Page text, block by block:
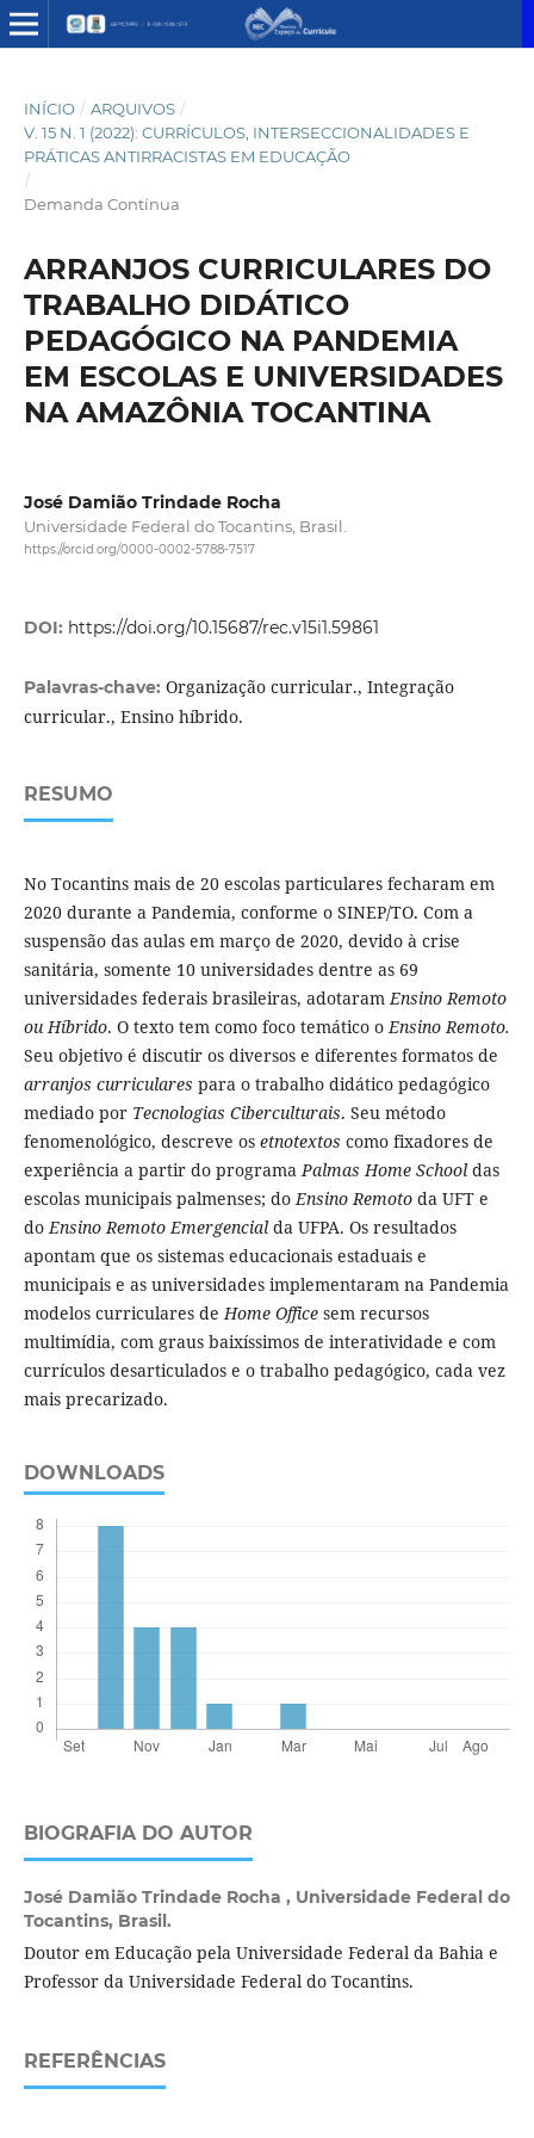
INÍCIO / ARQUIVOS /
V. 15 N. 1 (2022): CURRÍCULOS, INTERSECCIONALIDADES E
PRÁTICAS ANTIRRACISTAS EM EDUCAÇÃO
/
Demanda Contínua
ARRANJOS CURRICULARES DO
TRABALHO DIDÁTICO
PEDAGÓGICO NA PANDEMIA
EM ESCOLAS E UNIVERSIDADES
NA AMAZÔNIA TOCANTINA
José Damião Trindade Rocha
Universidade Federal do Tocantins, Brasil.
https://orcid.org/0000-0002-5788-7517
DOI: https://doi.org/10.15687/rec.v15i1.59861
Palavras-chave: Organização curricular., Integração
curricular., Ensino híbrido.
RESUMO
No Tocantins mais de 20 escolas particulares fecharam em
2020 durante a Pandemia, conforme o SINEP/TO. Com a
suspensão das aulas em março de 2020, devido à crise
sanitária, somente 10 universidades dentre as 69
universidades federais brasileiras, adotaramEnsino Remoto
ou Híbrido. O texto tem como foco temático oEnsino Remoto.
Seu objetivo é discutir os diversos e diferentes formatos de
arranjos curriculares para o trabalho didático pedagógico
mediado por Tecnologias Ciberculturais. Seu método
fenomenológico, descreve os etnotextos como fixadores de
experiência a partir do programaPalmas Home Schooldas
escolas municipais palmenses; doEnsino Remotoda UFT e
doEnsino Remoto Emergencialda UFPA. Os resultados
apontam que os sistemas educacionais estaduais e
municipais e as universidades implementaram na Pandemia
modelos curriculares deHome Officesem recursos
multimídia, com graus baixíssimos de interatividade e com
currículos desarticulados e o trabalho pedagógico, cada vez
mais precarizado.
DOWNLOADS
BIOGRAFIA DO AUTOR
José Damião Trindade Rocha , Universidade Federal do
Tocantins, Brasil.
Doutor em Educação pela Universidade Federal da Bahia e
Professor da Universidade Federal do Tocantins.
REFERÊNCIAS